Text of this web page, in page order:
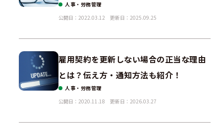
人事・労務管理
公開日：2022.03.12
更新日：2025.09.25
雇用契約を更新しない場合の正当な理由
とは？伝え方・通知方法も紹介！
人事・労務管理
公開日：2020.11.18
更新日：2026.03.27